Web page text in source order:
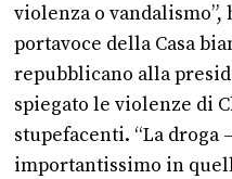
violenza o vandalismo”,
portavoce della Casa
repubblicano alla
spiegato le violenze di
stupefacenti. “La droga
importantissimo in